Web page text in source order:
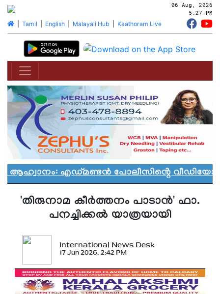
06 Aug, 2026
5:27 PM
| Tamil English| Malayali Hub Kaathoram Live
എഡ്മണ്ടൻ പോലീസിൻ്റെ വീഡിയോ
'തിരുനാമ കീര്‍ത്തനം പാടാന്‍' ഫാ.
പനച്ചിക്കല്‍ യാത്രയായി
International News Desk
17 Jun 2026, 2:42 PM